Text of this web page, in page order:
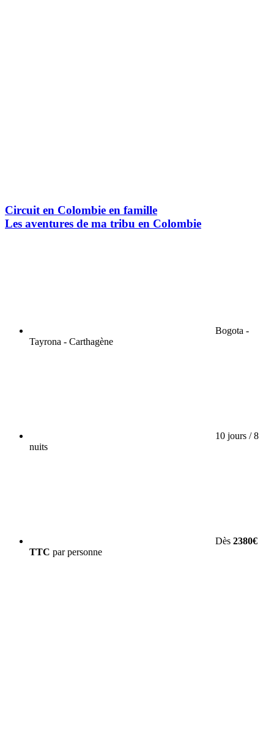
Circuit en Colombie en famille
Les aventures de ma tribu en Colombie
Bogota -
Tayrona - Carthagène
10 jours / 8
nuits
Dès 2380€
TTC par personne